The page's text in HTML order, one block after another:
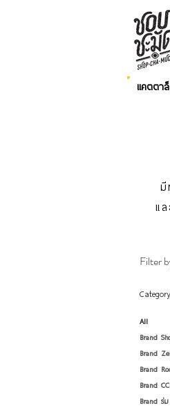
แคตตา
แ
Filter
Category
All
Brand
Brand
Brand
Brand
Brand ร่ม